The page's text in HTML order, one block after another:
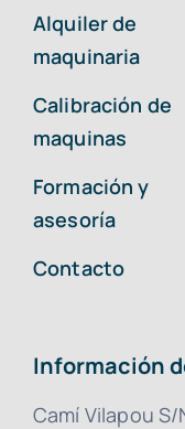
Alquiler de
maquinaria
Calibración de
maquinas
Formación y
asesoría
Contacto
Información
Camí Vilapou